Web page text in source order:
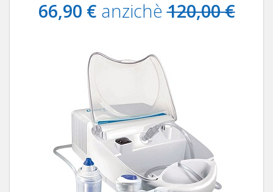
66,90 € anzichè120,00 €